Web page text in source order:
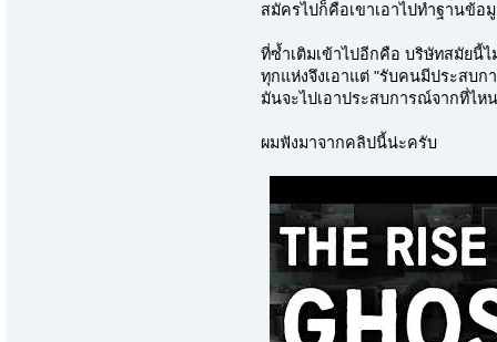
สมัครไปก็คือเขาเอาไปทำฐานข้อ
ที่ซ้ำเติมเข้าไปอีกคือ บริษัทสมัยนี้
ทุกแห่งจึงเอาแต่ "รับคนมีประสบก
มันจะไปเอาประสบการณ์จากที่ไ
ผมฟังมาจากคลิปนี้น่ะครับ